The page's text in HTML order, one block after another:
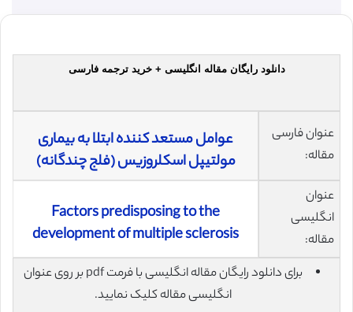
دانلود رایگان مقاله انگلیسی + خرید ترجمه فارسی
عنوان فارسی
مقاله:
عوامل مستعد کننده ابتلا به بیماری
مولتیپل اسکلروزیس (فلج چندگانه)
عنوان
انگلیسی
مقاله:
Factors predisposing to the
development of multiple sclerosis
برای دانلود رایگان مقاله انگلیسی با فرمت pdf بر روی عنوان
انگلیسی مقاله کلیک نمایید.